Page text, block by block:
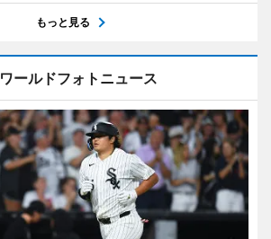
もっと見る
ワールドフォトニュース